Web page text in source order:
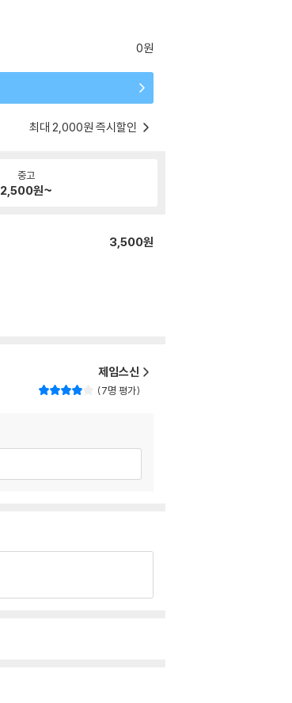
0원
최대 2,000원 즉시할인
중고
2,500원~
3,500원
제임스신
7명 평가